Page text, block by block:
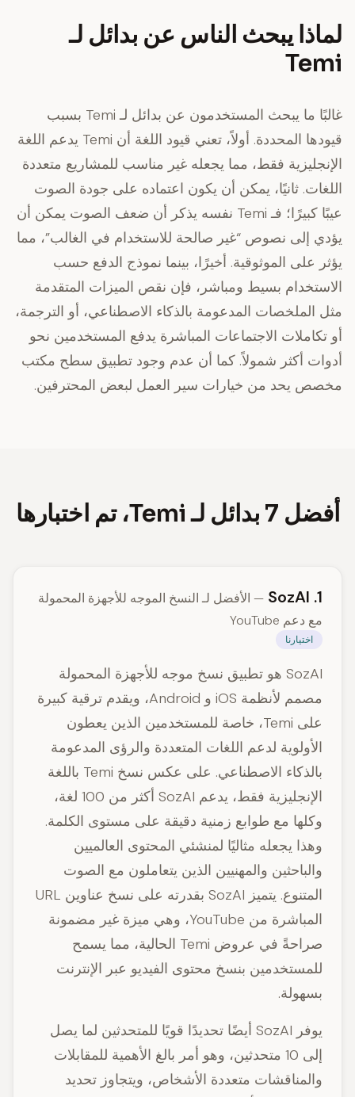
لماذا يبحث الناس عن بدائل لـ
Temi
غالبًا ما يبحث المستخدمون عن بدائل لـ Temi بسبب
قيودها المحددة. أولاً، تعني قيود اللغة
أن Temi يدعم اللغة
الإنجليزية فقط، مما يجعله غير مناسب للمشاريع متعددة
اللغات. ثانيًا، يمكن أن يكون اعتماده على جودة الصوت
عيبًا كبيرًا؛ فـ Temi نفسه يذكر أن ضعف الصوت يمكن أن
يؤدي إلى نصوص “غير صالحة للاستخدام في الغالب”، مما
يؤثر على الموثوقية. أخيرًا، بينما نموذج الدفع حسب
الاستخدام بسيط ومباشر، فإن نقص الميزات المتقدمة
مثل الملخصات المدعومة بالذكاء الاصطناعي، أو الترجمة،
أو تكاملات الاجتماعات المباشرة يدفع المستخدمين نحو
أدوات أكثر شمولاً. كما أن عدم وجود تطبيق سطح مكتب
مخصص يحد من خيارات سير العمل لبعض المحترفين.
أفضل 7 بدائل لـ Temi، تم اختبارها
1. SozAI
— الأفضل لـ النسخ الموجه للأجهزة المحمولة
مع دعم YouTube
اختيارنا
SozAI هو تطبيق نسخ موجه للأجهزة المحمولة
مصمم لأنظمة iOS و Android، ويقدم ترقية كبيرة
على Temi، خاصة للمستخدمين الذين يعطون
الأولوية لدعم اللغات المتعددة والرؤى المدعومة
بالذكاء الاصطناعي. على عكس نسخ Temi باللغة
الإنجليزية فقط، يدعم SozAI أكثر من 100 لغة،
وكلها مع طوابع زمنية دقيقة على مستوى الكلمة.
وهذا يجعله مثاليًا لمنشئي المحتوى العالميين
والباحثين والمهنيين الذين يتعاملون مع الصوت
المتنوع. يتميز SozAI بقدرته على نسخ عناوين URL
المباشرة من YouTube، وهي ميزة غير مضمونة
صراحةً في عروض Temi الحالية، مما يسمح
للمستخدمين بنسخ محتوى الفيديو عبر الإنترنت
بسهولة.
يوفر SozAI أيضًا تحديدًا قويًا للمتحدثين لما يصل
إلى 10 متحدثين، وهو أمر بالغ الأهمية للمقابلات
والمناقشات متعددة الأشخاص، ويتجاوز تحديد